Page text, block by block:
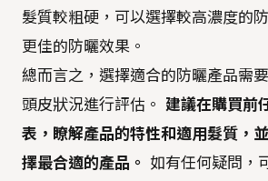
髮質較粗硬，可以選擇較高濃度的
更佳的防曬效果。
總而言之，選擇適合的防曬產品需
頭皮狀況進行評估。 建議在購買前
表，瞭解產品的特性和適用髮質，
擇最合適的產品。 如有任何疑問，